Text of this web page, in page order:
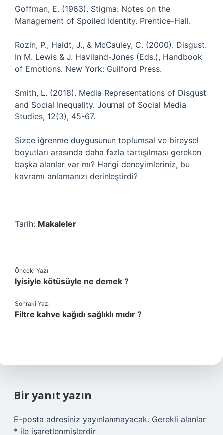
Goffman, E. (1963). Stigma: Notes on the
Management of Spoiled Identity. Prentice-Hall.
Rozin, P., Haidt, J., & McCauley, C. (2000). Disgust.
In M. Lewis & J. Haviland-Jones (Eds.), Handbook
of Emotions. New York: Guilford Press.
Smith, L. (2018). Media Representations of Disgust
and Social Inequality. Journal of Social Media
Studies, 12(3), 45-67.
Sizce iğrenme duygusunun toplumsal ve bireysel
boyutları arasında daha fazla tartışılması gereken
başka alanlar var mı? Hangi deneyimleriniz, bu
kavramı anlamanızı derinleştirdi?
Tarih: Makaleler
Önceki Yazı
Iyisiyle kötüsüyle ne demek ?
Sonraki Yazı
Filtre kahve kağıdı sağlıklı mıdır ?
Bir yanıt yazın
E-posta adresiniz yayınlanmayacak. Gerekli alanlar
* ile işaretlenmişlerdir